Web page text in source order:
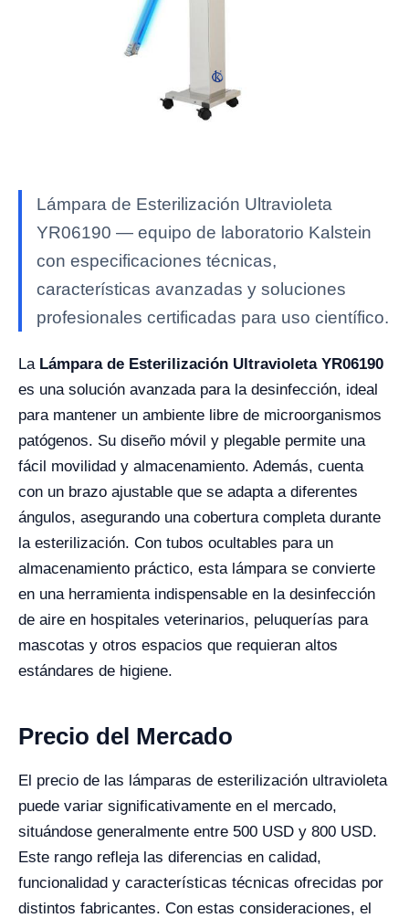
Lámpara de Esterilización Ultravioleta
YR06190 — equipo de laboratorio Kalstein
con especificaciones técnicas,
características avanzadas y soluciones
profesionales certificadas para uso científico.
La Lámpara de Esterilización Ultravioleta YR06190
es una solución avanzada para la desinfección, ideal
para mantener un ambiente libre de microorganismos
patógenos. Su diseño móvil y plegable permite una
fácil movilidad y almacenamiento. Además, cuenta
con un brazo ajustable que se adapta a diferentes
ángulos, asegurando una cobertura completa durante
la esterilización. Con tubos ocultables para un
almacenamiento práctico, esta lámpara se convierte
en una herramienta indispensable en la desinfección
de aire en hospitales veterinarios, peluquerías para
mascotas y otros espacios que requieran altos
estándares de higiene.
Precio del Mercado
El precio de las lámparas de esterilización ultravioleta
puede variar significativamente en el mercado,
situándose generalmente entre 500 USD y 800 USD.
Este rango refleja las diferencias en calidad,
funcionalidad y características técnicas ofrecidas por
distintos fabricantes. Con estas consideraciones, el